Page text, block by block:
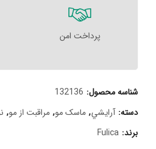
پرداخت امن
شناسه محصول: 132136
دسته: آرايشي, ماسک مو, مراقبت از مو,
برند: Fulica